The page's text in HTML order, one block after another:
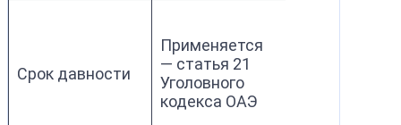
Срок давности
Применяется
— статья 21
Уголовного
кодекса ОАЭ